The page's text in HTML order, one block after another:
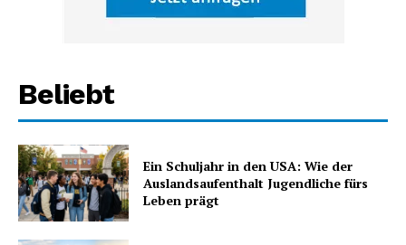
Beliebt
Ein Schuljahr in den USA: Wie der
Auslandsaufenthalt Jugendliche fürs
Leben prägt